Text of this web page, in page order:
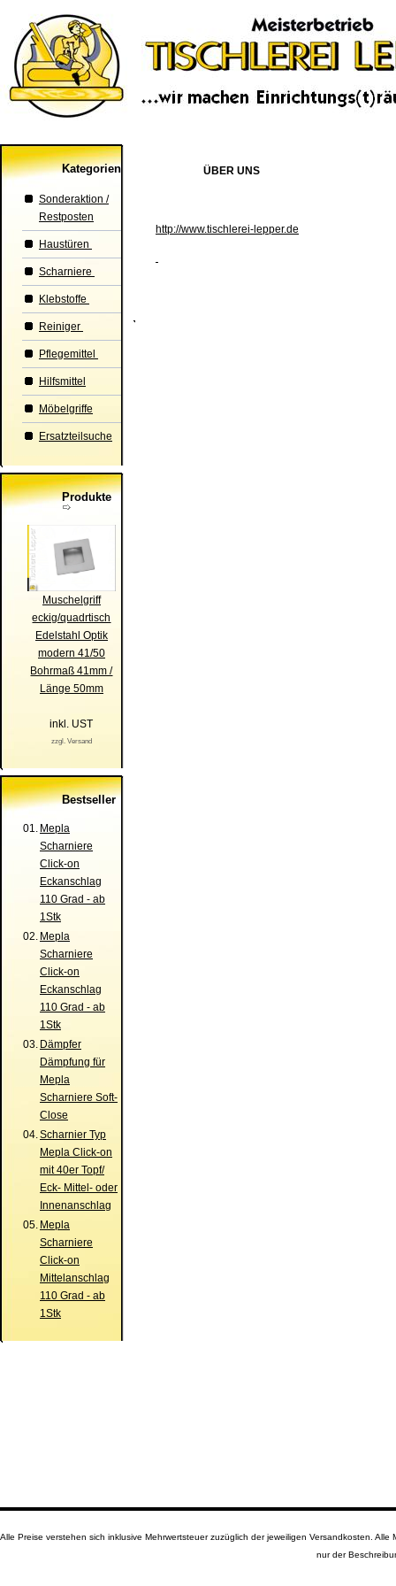
Kategorien
Sonderaktion /
Restposten
Haustüren
Scharniere
Klebstoffe
Reiniger
Pflegemittel
Hilfsmittel
Möbelgriffe
Ersatzteilsuche
Produkte
Muschelgriff
eckig/quadrtisch
Edelstahl Optik
modern 41/50
Bohrmaß 41mm /
Länge 50mm
inkl. UST
zzgl. Versand
Bestseller
01. Mepla
Scharniere
Click-on
Eckanschlag
110 Grad - ab
1Stk
02. Mepla
Scharniere
Click-on
Eckanschlag
110 Grad - ab
1Stk
03. Dämpfer
Dämpfung für
Mepla
Scharniere Soft-
Close
04.Scharnier Typ
Mepla Click-on
mit 40er Topf/
Eck- Mittel- oder
Innenanschlag
05. Mepla
Scharniere
Click-on
Mittelanschlag
110 Grad - ab
1Stk
ÜBER UNS
http://www.tischlerei-lepper.de
Alle Preise verstehen sich inklusive Mehrwertsteuer zuzüglich der jeweiligen Versandkosten.
nur der